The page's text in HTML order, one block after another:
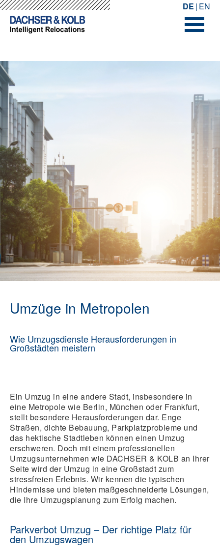
-->--> DE EN
Umzüge in Metropolen
Wie Umzugsdienste Herausforderungen in
Großstädten meistern
Ein Umzug in eine andere Stadt, insbesondere in
eine Metropole wie Berlin, München oder Frankfurt,
stellt besondere Herausforderungen dar. Enge
Straßen, dichte Bebauung, Parkplatzprobleme und
das hektische Stadtleben können einen Umzug
erschweren. Doch mit einem professionellen
Umzugsunternehmen wie DACHSER & KOLB an Ihrer
Seite wird der Umzug in eine Großstadt zum
stressfreien Erlebnis. Wir kennen die typischen
Hindernisse und bieten maßgeschneiderte Lösungen,
die Ihre Umzugsplanung zum Erfolg machen.
Parkverbot Umzug – Der richtige Platz für
den Umzugswagen